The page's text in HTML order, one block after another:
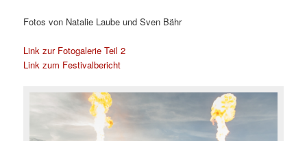
Fotos von Natalie Laube und Sven Bähr
Link zur Fotogalerie Teil 2
Link zum Festivalbericht